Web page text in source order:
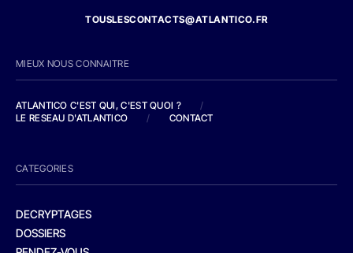
TOUSLESCONTACTS@ATLANTICO.FR
MIEUX NOUS CONNAITRE
ATLANTICO C'EST QUI, C'EST QUOI ?
/
LE RESEAU D'ATLANTICO
/ CONTACT
CATEGORIES
DECRYPTAGES
DOSSIERS